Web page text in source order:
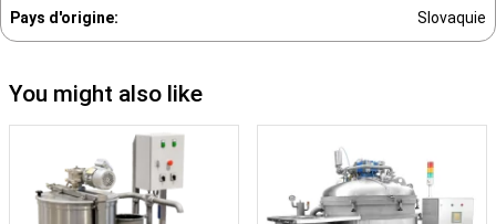
Pays d'origine: Slovaquie
You might also like